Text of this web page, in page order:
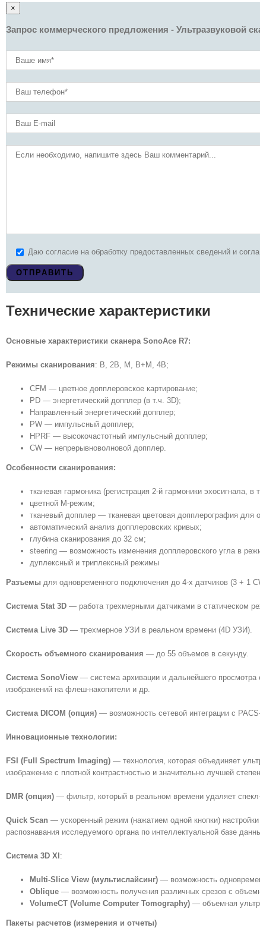
×
Запрос коммерческого предложения - Ультразвуковой
Даю согласие на обработку предоставленных сведений и
Технические характеристики
Основные характеристики сканера SonoAce R7:
Режимы сканирования: B, 2B, M, B+M, 4B;
CFM — цветное допплеровское картирование;
PD — энергетический допплер (в т.ч. 3D);
Направленный энергетический допплер;
PW — импульсный допплер;
HPRF — высокочастотный импульсный допплер;
CW — непрерывноволновой допплер.
Особенности сканирования:
тканевая гармоника (регистрация 2-й гармоники эхосигнала,
цветной М-режим;
тканевый допплер — тканевая цветовая допплерография для
автоматический анализ допплеровских кривых;
глубина сканирования до 32 см;
steering — возможность изменения допплеровского угла в
дуплексный и триплексный режимы
Разъемы для одновременного подключения до 4-х датчиков (3 + 1
Система Stat 3D — работа трехмерными датчиками в статическом
Система Live 3D — трехмерное УЗИ в реальном времени (4D УЗИ).
Скорость объемного сканирования — до 55 объемов в секунду.
Система SonoView — система архивации и дальнейшего просмотра
изображений на флеш-накопители и др.
Система DICOM (опция) — возможность сетевой интеграции с
Инновационные технологии:
FSI (Full Spectrum Imaging) — технология, которая объединяет
изображение с плотной контрастностью и значительно лучшей
DMR (опция) — фильтр, который в реальном времени удаляет
Quick Scan — ускоренный режим (нажатием одной кнопки)
распознавания исследуемого органа по интеллектуальной базе
Система 3D XI :
Multi-Slice View (мультислайсинг) — возможность
Oblique — возможность получения различных срезов с
VolumeCT (Volume Computer Tomography) — объемная
Пакеты расчетов (измерения и отчеты)